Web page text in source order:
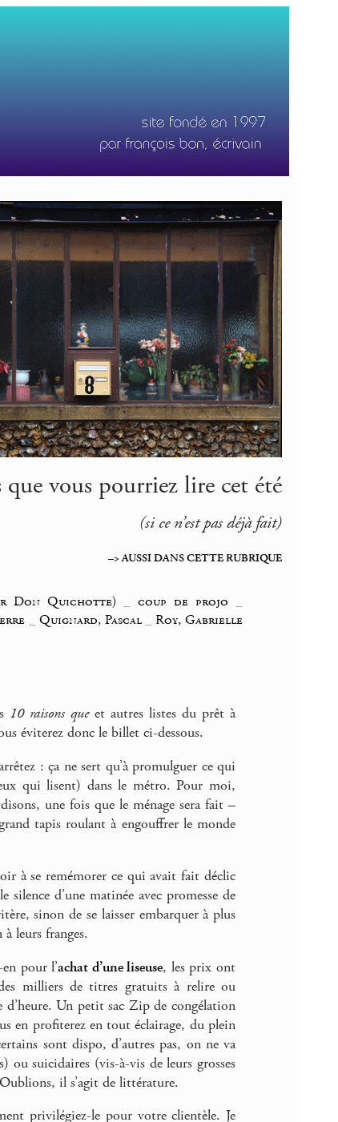
que vous pourriez lire cet été
(si ce n’est pas déjà fait)
–> AUSSI DANS CETTE RUBRIQUE
Don Quichotte) coup de projo
_Quignard, Pascal _Roy, Gabrielle
10 raisons queet autres listes du prêt à
éviterez donc le billet ci-dessous.
: ça ne sert qu’à promulguer ce qui
qui lisent) dans le métro. Pour moi,
une fois que le ménage sera fait –
tapis roulant à engouffrer le monde
à se remémorer ce qui avait fait déclic
d’une matinée avec promesse de
sinon de se laisser embarquer à plus
leurs franges.
pour l’achat d’une liseuse, les prix ont
milliers de titres gratuits à relire ou
Un petit sac Zip de congélation
en profiterez en tout éclairage, du plein
sont dispo, d’autres pas, on ne va
ou suicidaires (vis-à-vis de leurs grosses
il s’agit de littérature.
privilégiez-le pour votre clientèle. Je